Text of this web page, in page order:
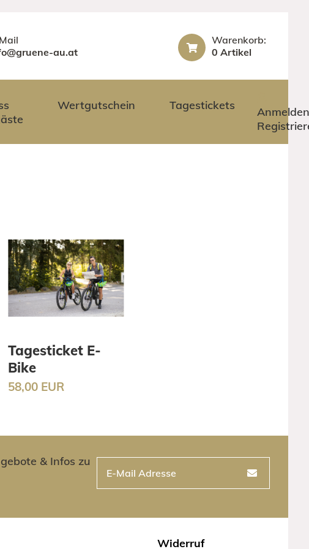
au.at
Warenkorb:
0 Artikel
Wertgutschein Tagestickets
Tagesticket E-
Bike
58,00 EUR
& Infos zu
Widerruf